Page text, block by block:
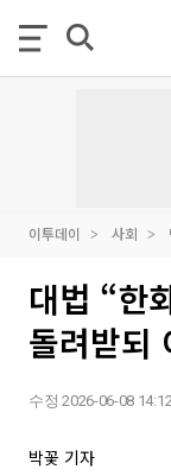
이투데이 사회
대법 “한
돌려받되
수정 2026-06-08 14:12
박꽃 기자